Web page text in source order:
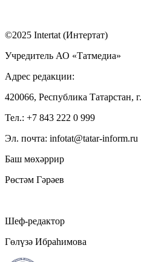
©2025 Intertat (Интертат)
Учредитель АО «Татмедиа»
Адрес редакции:
420066, Республика Татарстан,
Тел.: +7 843 222 0 999
Эл. почта: infotat@tatar-inform.ru
Баш мөхәррир
Рөстәм Гәрәев
Шеф-редактор
Гөлүзә Ибраһимова